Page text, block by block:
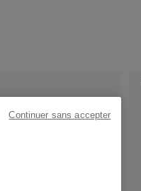
Continuer sans accepter